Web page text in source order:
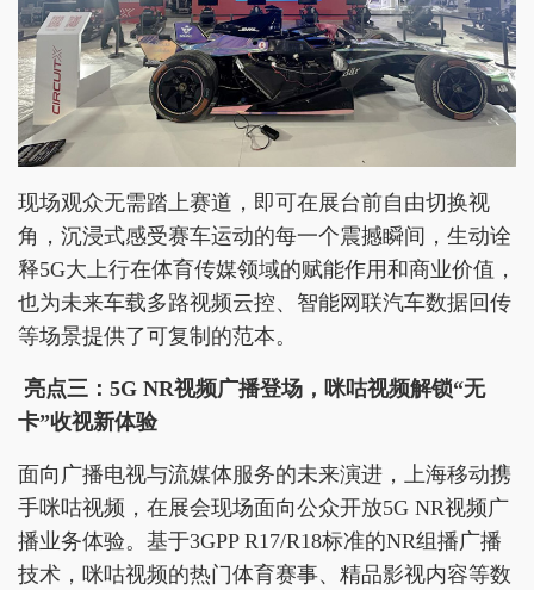
现场观众无需踏上赛道，即可在展台前自由切换视
角，沉浸式感受赛车运动的每一个震撼瞬间，生动诠
释5G大上行在体育传媒领域的赋能作用和商业价值，
也为未来车载多路视频云控、智能网联汽车数据回传
等场景提供了可复制的范本。
亮点三：5G NR视频广播登场，咪咕视频解锁“无
卡”收视新体验
面向广播电视与流媒体服务的未来演进，上海移动携
手咪咕视频，在展会现场面向公众开放5G NR视频广
播业务体验。基于3GPP R17/R18标准的NR组播广播
技术，咪咕视频的热门体育赛事、精品影视内容等数